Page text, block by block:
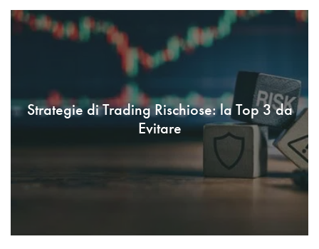
Strategie di Trading Rischiose: la Top 3 da
Evitare